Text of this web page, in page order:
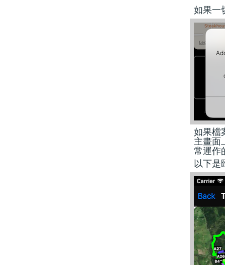
如果一
如果檔
主畫面
常運作
以下是